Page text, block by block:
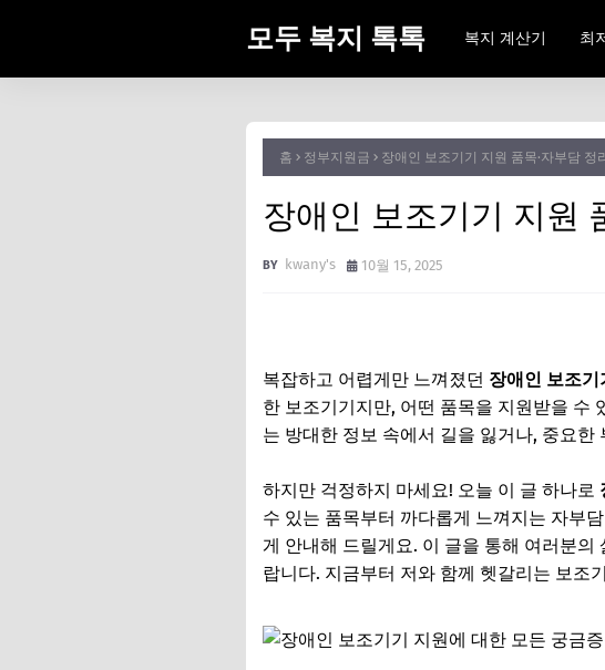
모두 복지 톡톡 복지 계산기 최
홈 정부지원금 장애인 보조기기 지원 품목·자부담 정리
장애인 보조기기 지원
kwany's 10월 15, 2025
복잡하고 어렵게만 느껴졌던 장애인 보조기
한 보조기기지만, 어떤 품목을 지원받을 수
는 방대한 정보 속에서 길을 잃거나, 중요
하지만 걱정하지 마세요! 오늘 이 글 하나로
수 있는 품목부터 까다롭게 느껴지는 자부
게 안내해 드릴게요. 이 글을 통해 여러분
랍니다. 지금부터 저와 함께 헷갈리는 보조